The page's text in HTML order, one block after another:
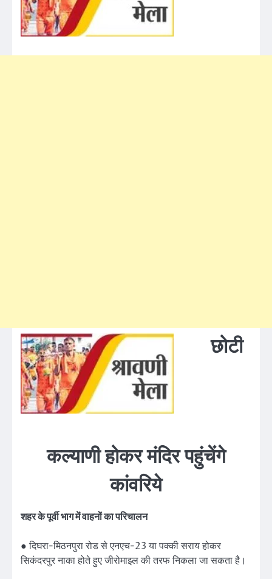
छोटी
कल्याणी होकर मंदिर पहुंचेंगे
कांवरिये
शहर के पूर्वी भाग में वाहनों का परिचालन
● दिघरा-मिठनपुरा रोड से एनएच-23 या पक्की सराय होकर
सिकंदरपुर नाका होते हुए जीरोमाइल की तरफ निकला जा सकता है।